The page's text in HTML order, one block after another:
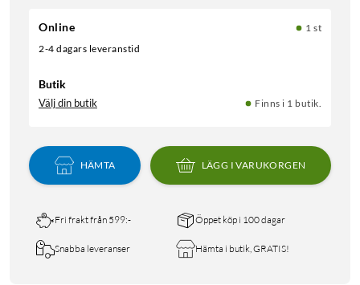
Online
1 st
2-4 dagars leveranstid
Butik
Välj din butik Finns i 1 butik.
HÄMTA LÄGG I VARUKORGEN
Fri frakt från 599:- Öppet köp i 100 dagar
Snabba leveranser Hämta i butik, GRATIS!